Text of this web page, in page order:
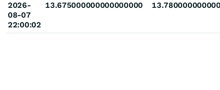
2026-
08-07
22:00:02
13.675000000000000000